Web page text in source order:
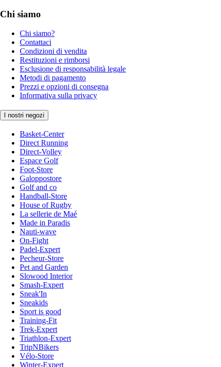
Chi siamo
Chi siamo?
Contattaci
Condizioni di vendita
Restituzioni e rimborsi
Esclusione di responsabilità legale
Metodi di pagamento
Prezzi e opzioni di consegna
Informativa sulla privacy
I nostri negozi
Basket-Center
Direct Running
Direct-Volley
Espace Golf
Foot-Store
Galoppostore
Golf and co
Handball-Store
House of Rugby
La sellerie de Maé
Made in Paradis
Nauti-wave
On-Fight
Padel-Expert
Pecheur-Store
Pet and Garden
Slowood Interior
Smash-Expert
Sneak'In
Sneakids
Sport is good
Training-Fit
Trek-Expert
Triathlon-Expert
TripNBikers
Vélo-Store
Winter-Expert